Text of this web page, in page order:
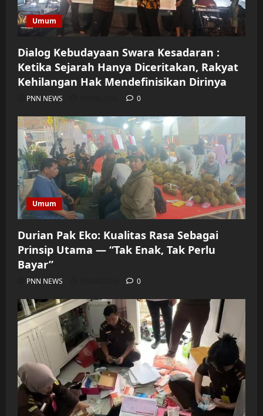
Umum
Dialog Kebudayaan Swara Kesadaran :
Ketika Sejarah Hanya Diceritakan, Rakyat
Kehilangan Hak Mendefinisikan Dirinya
PNN NEWS 0
Umum
Durian Pak Eko: Kualitas Rasa Sebagai
Prinsip Utama — “Tak Enak, Tak Perlu
Bayar”
PNN NEWS 0